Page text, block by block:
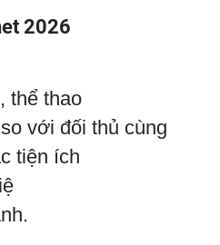
2026
thể thao
với đối thủ cùng
tiện ích